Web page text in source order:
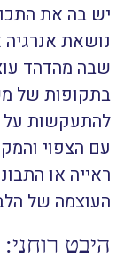
יש בה את
נושאת
שבה מהדהד
בתקופות של
להתעקשות על
עם הצפוי
ראייה או
העוצמה של
היבט רוחני: